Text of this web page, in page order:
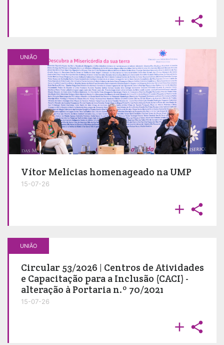
 
UNIÃO
Vítor Melícias homenageado na UMP
15-07-26
 
UNIÃO
Circular 53/2026 | Centros de Atividades
e Capacitação para a Inclusão (CACI) -
alteração à Portaria n.º 70/2021
15-07-26
 